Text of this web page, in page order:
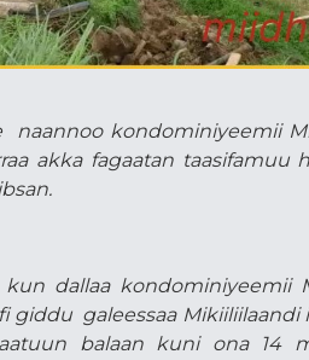
naannoo kondominiyeemii
akka fagaatan
kun dallaa kondominiyeemii
giddu galeessaa
balaan kuni ona 14